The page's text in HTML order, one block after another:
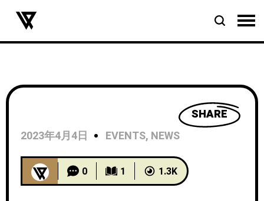
SHARE
2023年4月4日
EVENTS, NEWS
0 1 1.3K